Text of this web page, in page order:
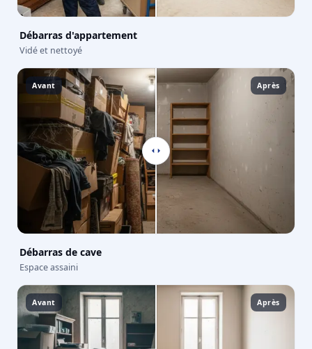
Débarras d'appartement
Vidé et nettoyé
Avant Après
Débarras de cave
Espace assaini
Avant Après